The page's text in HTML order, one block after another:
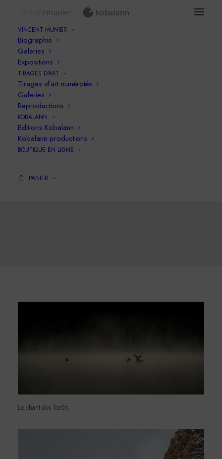
VINCENT MUNIER
Biographie
Galeries
Expositions
TIRAGES D’ART
Tirages d’art numérotés
Galeries
Reproductions
KOBALANN
Editions Kobalann
Kobalann productions
BOUTIQUE EN LIGNE
PANIER
Kobalann productions
Le chant des forêts